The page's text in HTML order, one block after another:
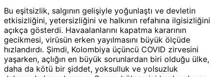
Bu eşitsizlik, salgının gelişiyle yoğunlaştı ve devletin
etkisizliğini, yetersizliğini ve halkının refahına ilgisizliğini
açıkça gösterdi. Havaalanlarını kapatma kararının
gecikmesi, virüsün erken yayılmasını büyük ölçüde
hızlandırdı. Şimdi, Kolombiya üçüncü COVID zirvesini
yaşarken, açlığın en büyük sorunlardan biri olduğu ülke,
daha da kötü bir şiddet, yoksulluk ve yolsuzluk